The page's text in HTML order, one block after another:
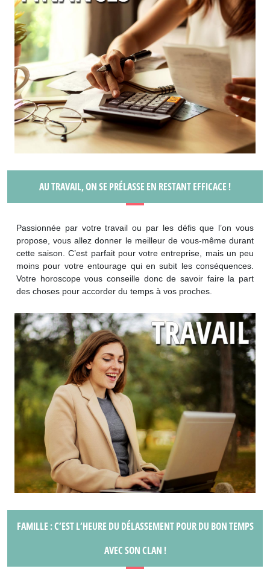
AU TRAVAIL, ON SE PRÉLASSE EN RESTANT EFFICACE !
Passionnée par votre travail ou par les défis que l’on vous
propose, vous allez donner le meilleur de vous-même durant
cette saison. C’est parfait pour votre entreprise, mais un peu
moins pour votre entourage qui en subit les conséquences.
Votre horoscope vous conseille donc de savoir faire la part
des choses pour accorder du temps à vos proches.
FAMILLE : C’EST L’HEURE DU DÉLASSEMENT POUR DU BON TEMPS
AVEC SON CLAN !